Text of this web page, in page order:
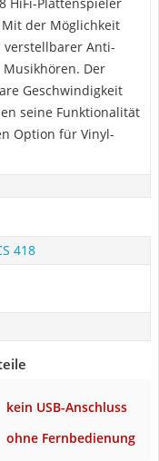
der Möglichkeit
Anti-
Der
Geschwindigkeit
seine Funktionalität
Option für Vinyl-
418
kein USB-Anschluss
ohne Fernbedienung